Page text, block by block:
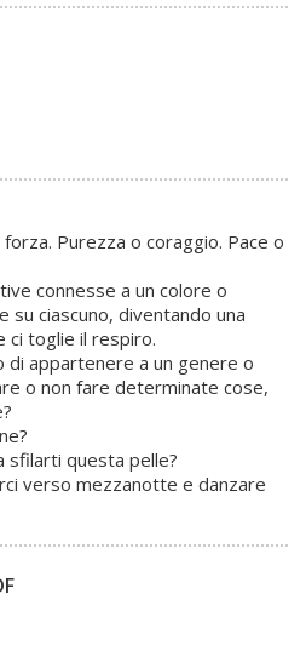
Purezza o coraggio. Pace o
connesse a un colore o
su ciascuno, diventando una
ci toglie il respiro.
di appartenere a un genere o
o non fare determinate cose,
sfilarti questa pelle?
verso mezzanotte e danzare